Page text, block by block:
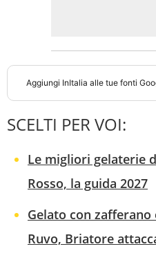
Aggiungi InItalia alle tue fonti
SCELTI PER VOI:
Le migliori gelaterie
Rosso, la guida 2027
Gelato con zafferano
Ruvo, Briatore